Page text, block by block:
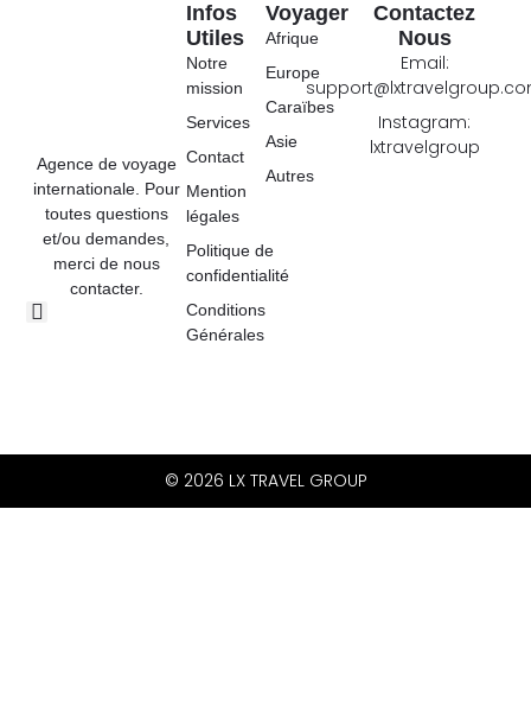
Agence de voyage
internationale. Pour
toutes questions
et/ou demandes,
merci de nous
contacter.
Voyager
Afrique
Europe
Caraïbes
Asie
Autres
Infos
Utiles
Notre
mission
Services
Contact
Mention
légales
Politique de
confidentialité
Conditions
Générales
Contactez
Nous
Email:
Instagram:
lxtravelgroup
© 2026 LX TRAVEL GROUP